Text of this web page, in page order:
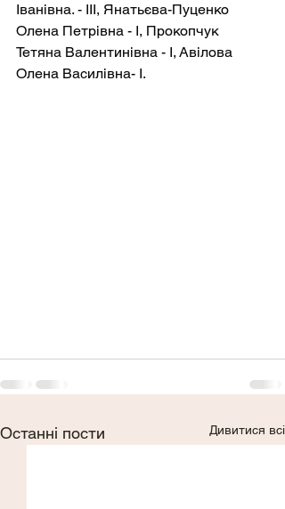
Іванівна. - ІІІ, Янатьєва-Пуценко
Олена Петрівна - І, Прокопчук
Тетяна Валентинівна - І, Авілова
Олена Василівна- І.
Останні пости Дивитися всі